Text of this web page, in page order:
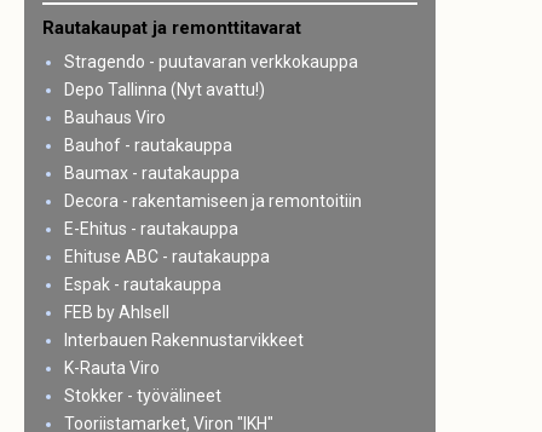
Rautakaupat ja remonttitavarat
Stragendo - puutavaran verkkokauppa
Depo Tallinna (Nyt avattu!)
Bauhaus Viro
Bauhof - rautakauppa
Baumax - rautakauppa
Decora - rakentamiseen ja remontoitiin
E-Ehitus - rautakauppa
Ehituse ABC - rautakauppa
Espak - rautakauppa
FEB by Ahlsell
Interbauen Rakennustarvikkeet
K-Rauta Viro
Stokker - työvälineet
Tooriistamarket, Viron "IKH"